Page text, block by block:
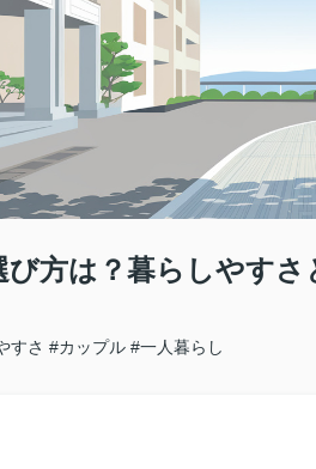
方は？暮らしやす
すさ #カップル #一人暮らし